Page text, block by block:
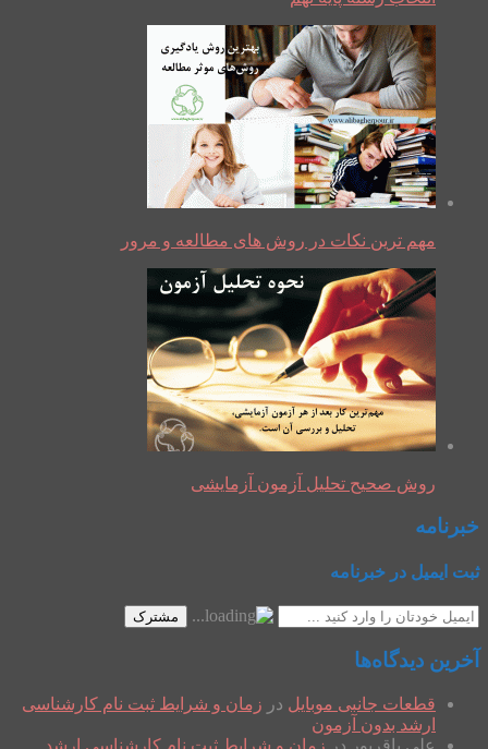
مهم ترین نکات در روش های مطالعه و مرور
روش صحیح تحلیل آزمون آزمایشی
خبرنامه
ثبت ایمیل در خبرنامه
مشترک
آخرین دیدگاه‌ها
قطعات جانبی موبایل در زمان و شرایط ثبت نام کارشناسی
ارشد بدون آزمون
علی باقرپور در زمان و شرایط ثبت نام کارشناسی ارشد